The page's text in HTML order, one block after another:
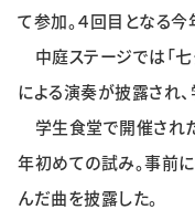
学生社会
イベント
て参加。４回目となる今
中庭ステージでは「
による演奏が披露され
学生食堂で開催され
年初めての試み。事前
んだ曲を披露した。